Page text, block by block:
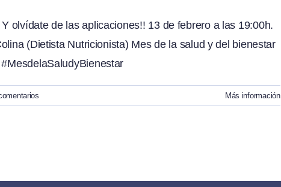
olvídate de las aplicaciones!! 13 de febrero a las 19:00h.
(Dietista Nutricionista) Mes de la salud y del bienestar
Más información